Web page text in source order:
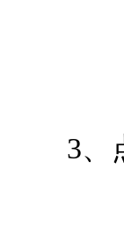
3、点